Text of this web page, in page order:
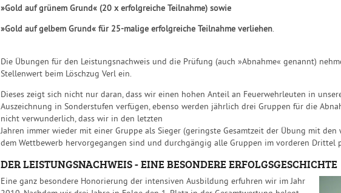
»Gold auf grünem Grund« (20 x erfolgreiche Teilnahme) sowie
»Gold auf gelbem Grund« für 25-malige erfolgreiche Teilnahme verliehen.
Die Übungen für den Leistungsnachweis und die Prüfung (auch »Abnahme« genannt)
Stellenwert beim Löschzug Verl ein.
Dieses zeigt sich nicht nur daran, dass wir einen hohen Anteil an Feuerwehrleuten in
Auszeichnung in Sonderstufen verfügen, ebenso werden jährlich drei Gruppen für die
nicht verwunderlich, dass wir in den letzten
Jahren immer wieder mit einer Gruppe als Sieger (geringste Gesamtzeit der Übung mit
dem Wettbewerb hervorgegangen sind und durchgängig alle Gruppen im vorderen Drittel
DER LEISTUNGSNACHWEIS - EINE BESONDERE ERFOLGSGESCHICHTE
Eine ganz besondere Honorierung der intensiven Ausbildung erfuhren wir im Jahr